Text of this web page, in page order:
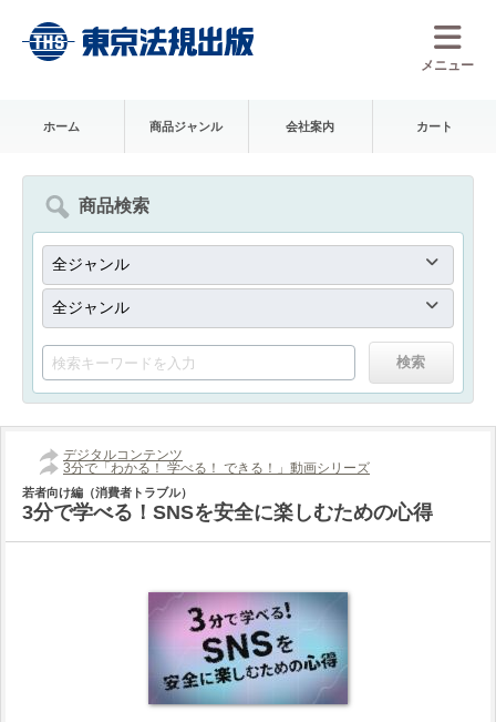
メニュー
ホーム 商品ジャンル 会社案内 カート
商品検索
デジタルコンテンツ
3分で「わかる！ 学べる！ できる！」動画シリーズ
若者向け編（消費者トラブル）
3分で学べる！SNSを安全に楽しむための心得